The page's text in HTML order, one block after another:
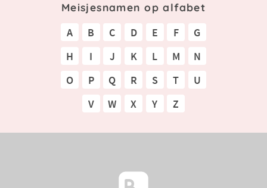
Meisjesnamen op alfabet
A B C D E F
G
H
I J K L M
N
O
P Q R S T
U
V
W X Y Z